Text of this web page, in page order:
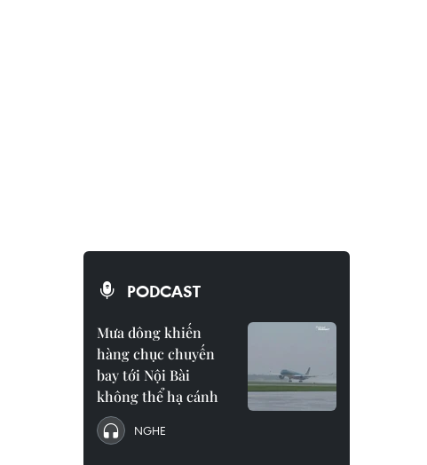
PODCAST
Mưa dông khiến
hàng chục chuyến
bay tới Nội Bài
không thể hạ cánh
NGHE